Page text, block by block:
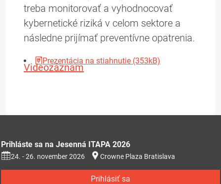
treba monitorovať a vyhodnocovať
kybernetické riziká v celom sektore a
následne prijímať preventívne opatrenia.
Videozáznam
Prezentácia na stiahnutie (353kB)
Prihláste sa na Jesenná ITAPA 2026
24. - 26. november 2026 Crowne Plaza Bratislava
Prihlásiť sa